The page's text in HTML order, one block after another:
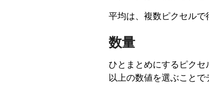
平均は、複数ピクセルで
数量
ひとまとめにするピクセ
以上の数値を選ぶことで